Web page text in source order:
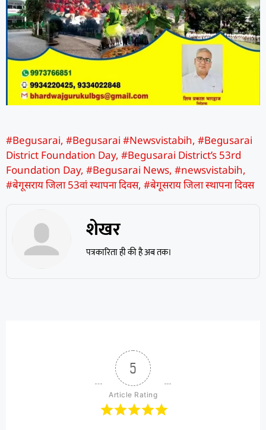
#Begusarai, #Begusarai #Newsvistabih, #Begusarai
District Foundation Day, #Begusarai District’s 53rd
Foundation Day, #Begusarai News, #newsvistabih,
#बेगूसराय जिला 53वां स्थापना दिवस, #बेगूसराय जिला स्थापना दिवस
शेखर
पत्रकारिता ही की है अब तक।
5
Article Rating